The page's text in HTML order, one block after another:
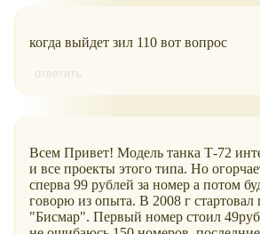
когда выйдет зил 110 вот вопрос
ответить
Всем Привет! Модель танка Т-72
и все проекты этого типа. Но
сперва 99 рублей за номер а потом
говорю из опыта. В 2008 г стартовал
"Бисмар". Первый номер стоил